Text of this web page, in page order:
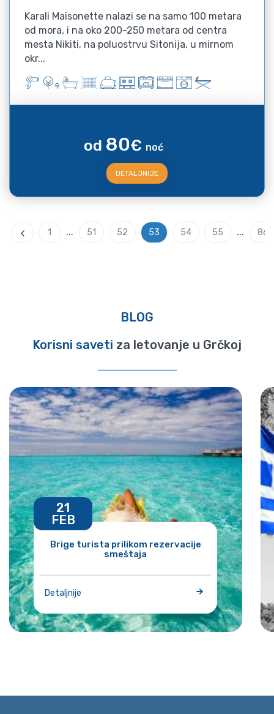
Karali Maisonette nalazi se na samo 100 metara
od mora, i na oko 200-250 metara od centra
mesta Nikiti, na poluostrvu Sitonija, u mirnom
okr...
od 80€ noć
DETALJNIJE
Previous
1 ... 51 52 53 54 55 ... 86
BLOG
Korisni saveti za letovanje u Grčkoj
Brige turista prilikom rezervacije
smeštaja
Detaljnije
21
FEB